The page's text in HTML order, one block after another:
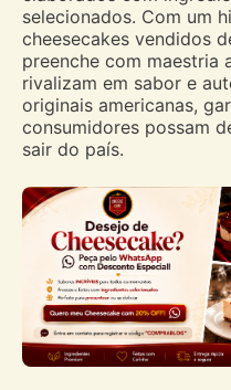
selecionados. Com um
cheesecakes vendidos
preenche com maestria
rivalizam em sabor e
originais americanas,
consumidores possam
sair do país.